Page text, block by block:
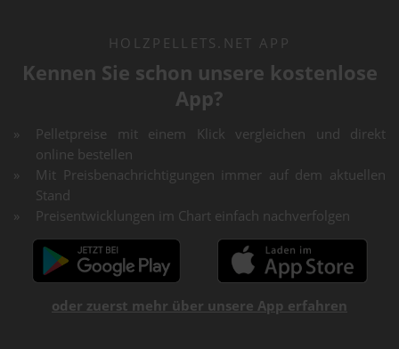
HOLZPELLETS.NET APP
Kennen Sie schon unsere kostenlose
App?
Pelletpreise mit einem Klick vergleichen und direkt
online bestellen
Mit Preisbenachrichtigungen immer auf dem aktuellen
Stand
Preisentwicklungen im Chart einfach nachverfolgen
oder zuerst mehr über unsere App erfahren